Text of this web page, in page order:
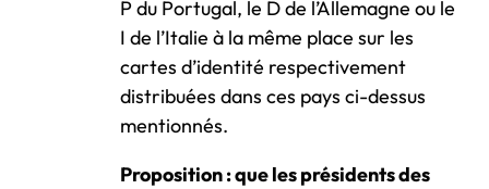
P du Portugal, le D de l’Allemagne ou le
I de l’Italie à la même place sur les
cartes d’identité respectivement
distribuées dans ces pays ci-dessus
mentionnés.
Proposition : que les présidents des